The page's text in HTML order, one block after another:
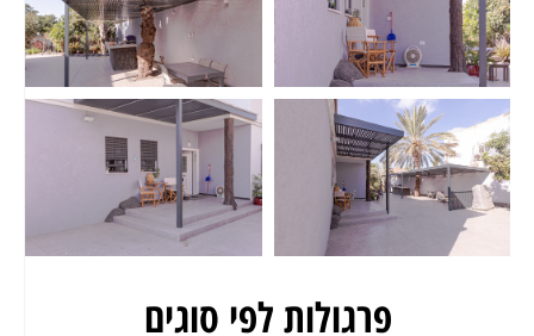
פרגולות לפי סוגים